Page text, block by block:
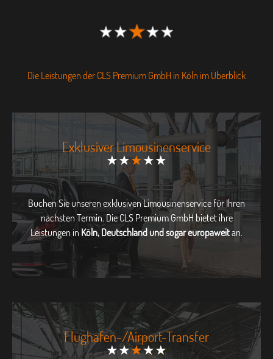
Die Leistungen der CLS Premium GmbH in Köln im Überblick
Exklusiver Limousinenservice
★★★★★
Buchen Sie unseren exklusiven Limousinenservice für Ihren
nächsten Termin. Die CLS Premium GmbH bietet ihre
Leistungen in Köln, Deutschland und sogar europaweitan.
Flughafen-/Airport-Transfer
★★★★★